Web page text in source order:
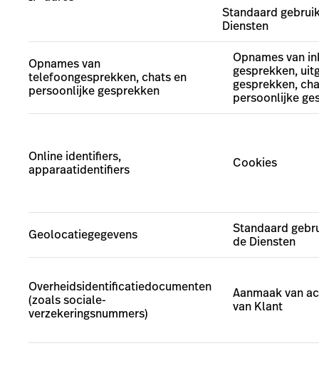
Standaard
Diensten
Opnames van
telefoongesprekken, chats en
persoonlijke gesprekken
Opnames van
gesprekken,
gesprekken,
persoonlijke
Online identifiers,
apparaatidentifiers
Cookies
Geolocatiegegevens
Standaard
de Diensten
Overheidsidentificatiedocumenten
(zoals sociale-
verzekeringsnummers)
Aanmaak van
van Klant